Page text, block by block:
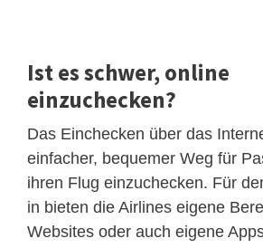
Ist es schwer, online
einzuchecken?
Das Einchecken über das
einfacher, bequemer Weg für
ihren Flug einzuchecken. Für
in bieten die Airlines eigene
Websites oder auch eigene